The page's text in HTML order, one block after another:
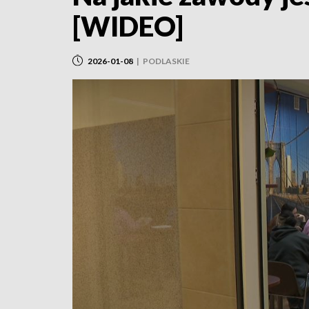
[WIDEO]
2026-01-08 | PODLASKIE